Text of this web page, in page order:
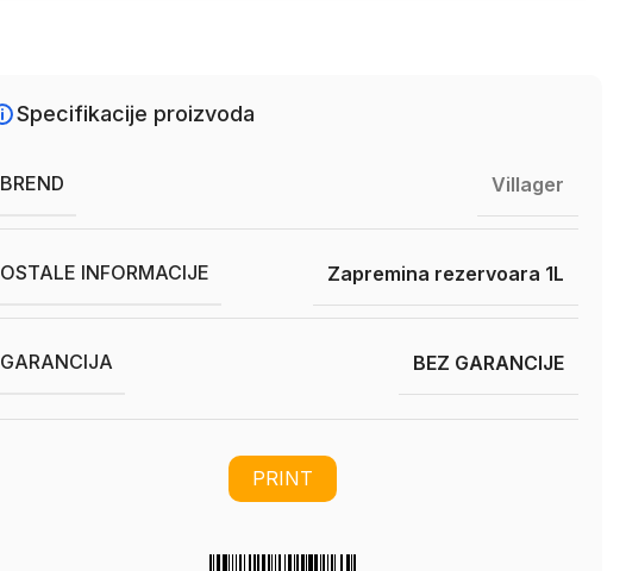
Specifikacije proizvoda
BREND Villager
OSTALE INFORMACIJE Zapremina rezervoara 1L
GARANCIJA BEZ GARANCIJE
PRINT